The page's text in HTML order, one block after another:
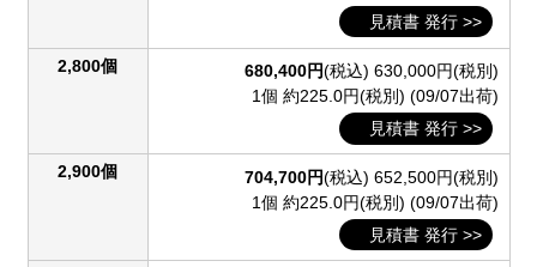
見積書 発行 >>
2,800個 680,400円(税込) 630,000円(税別)
1個 約225.0円(税別) (09/07出荷)
見積書 発行 >>
2,900個 704,700円(税込) 652,500円(税別)
1個 約225.0円(税別) (09/07出荷)
見積書 発行 >>